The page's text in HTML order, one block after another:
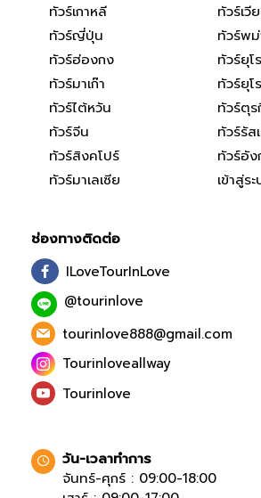
ทัวร์เกาหลี
ทัวร์ญี่ปุ่น
ทัวร์ฮ่องกง
ทัวร์มาเก๊า
ทัวร์ไต้หวัน
ทัวร์จีน
ทัวร์สิงคโปร์
ทัวร์มาเลเซีย
ทัวร์เวี
ทัวร์พม่
ทัวร์ยุโ
ทัวร์ยุโ
ทัวร์ตุร
ทัวร์รัส
ทัวร์อั
เข้าสู่ร
ช่องทางติดต่อ
ILoveTourInLove
@tourinlove
tourinlove888@gmail.com
Tourinloveallway
Tourinlove
วัน-เวลาทำการ
จันทร์-ศุกร์ : 09:00-18:00